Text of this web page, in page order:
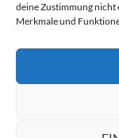
deine Zustimmung
Merkmale und
Amiga (alt in Seite)
Amiga-News
Foto-Spaziergänge